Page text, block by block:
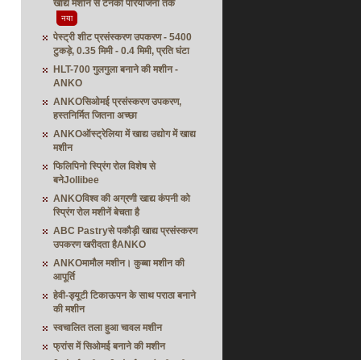
खाद्य मशीन से टर्नकी परियोजना तक
नया
पेस्ट्री शीट प्रसंस्करण उपकरण - 5400
टुकड़े, 0.35 मिमी - 0.4 मिमी, प्रति घंटा
HLT-700 गुलगुला बनाने की मशीन -
ANKO
ANKOसिओमई प्रसंस्करण उपकरण,
हस्तनिर्मित जितना अच्छा
ANKOऑस्ट्रेलिया में खाद्य उद्योग में खाद्य
मशीन
फिलिपिनो स्प्रिंग रोल विशेष से
बनेJollibee
ANKOविश्व की अग्रणी खाद्य कंपनी को
स्प्रिंग रोल मशीनें बेचता है
ABC Pastryसे पकौड़ी खाद्य प्रसंस्करण
उपकरण खरीदता हैANKO
ANKOमामौल मशीन। कुब्बा मशीन की
आपूर्ति
हेवी-ड्यूटी टिकाऊपन के साथ पराठा बनाने
की मशीन
स्वचालित तला हुआ चावल मशीन
फ्रांस में सिओमई बनाने की मशीन